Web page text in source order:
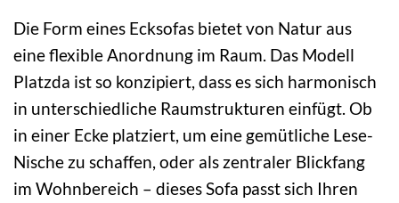
Die Form eines Ecksofas bietet von Natur aus
eine flexible Anordnung im Raum. Das Modell
Platzda ist so konzipiert, dass es sich harmonisch
in unterschiedliche Raumstrukturen einfügt. Ob
in einer Ecke platziert, um eine gemütliche Lese-
Nische zu schaffen, oder als zentraler Blickfang
im Wohnbereich – dieses Sofa passt sich Ihren